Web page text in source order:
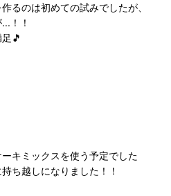
るのは初めての試みでしたが、
！！
🎵
キミックスを使う予定でした
ち越しになりました！！